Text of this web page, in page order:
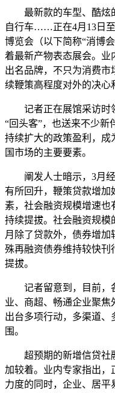
最新款的车型、酷炫
自行车……正在4月13日
博览会（以下简称“消博
着最新产物表态展会。业
出名品牌，不只为消费
续鞭策高程度对外的决心
记者正在展馆采访时
“回头客”，也送来不少新
持续扩大的政策盈利，成
国市场的主要要素。
阐发人士暗示，3月经
有所回升，鞭策贷款增加
素，社会融资规模增速也
持续提拔。社会融资规模
月除了贷款外，债券增
殊再融资债券维持较快刊
提拔。
记者留意到，目前，
业、商超、畅通企业聚焦
出台多项行动，多渠道
围。
超预期的新增信贷社
加较着。业内专家指出，
力度的同时，企业、居平